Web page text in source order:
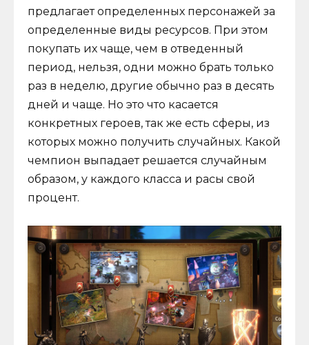
предлагает определенных персонажей за
определенные виды ресурсов. При этом
покупать их чаще, чем в отведенный
период, нельзя, одни можно брать только
раз в неделю, другие обычно раз в десять
дней и чаще. Но это что касается
конкретных героев, так же есть сферы, из
которых можно получить случайных. Какой
чемпион выпадает решается случайным
образом, у каждого класса и расы свой
процент.